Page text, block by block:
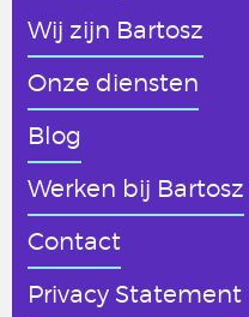
Wij zijn Bartosz
Onze diensten
Blog
Werken bij Bartosz
Contact
Privacy Statement